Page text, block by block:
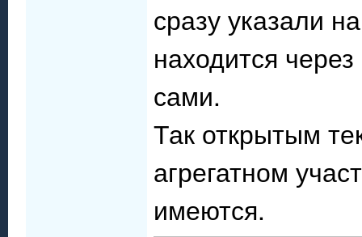
сразу указали
находится
сами.
Так открытым
агрегатном
имеются.